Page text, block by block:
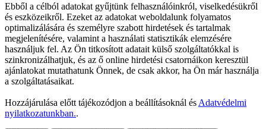
Ebből a célból adatokat gyűjtünk felhasználóinkról, viselkedésükről
és eszközeikről. Ezeket az adatokat weboldalunk folyamatos
optimalizálására és személyre szabott hirdetések és tartalmak
megjelenítésére, valamint a használati statisztikák elemzésére
használjuk fel. Az Ön titkosított adatait külső szolgáltatókkal is
szinkronizálhatjuk, és az ő online hirdetési csatornáikon keresztül
ajánlatokat mutathatunk Önnek, de csak akkor, ha Ön már használja
a szolgáltatásaikat.
Hozzájárulása előtt tájékozódjon a beállításoknál és Adatvédelmi
nyilatkozatunkban..